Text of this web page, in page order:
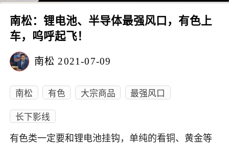
南松：锂电池、半导体最强风口，有色上
车，呜呼起飞！
南松 2021-07-09
南松 有色 大宗商品
最强风口
长下影线
有色类一定要和锂电池挂钩，单纯的看铜、黄金等